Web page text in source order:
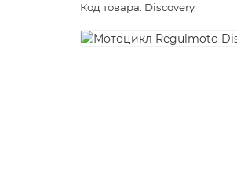
Код товара: Discovery